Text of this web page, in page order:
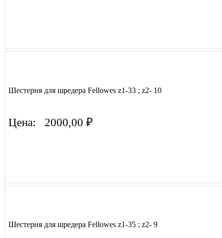
Шестерня для шредера Fellowes z1-33 ; z2- 10
Цена: 2000,00 ₽
Шестерня для шредера Fellowes z1-35 ; z2- 9